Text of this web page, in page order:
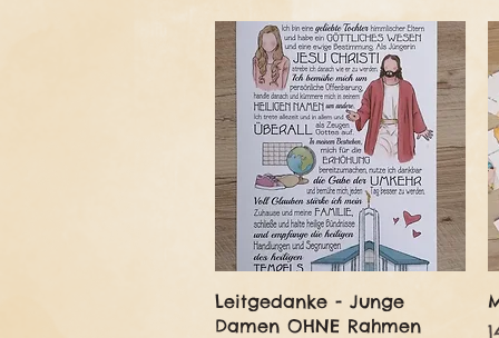
Schnellansicht
Leitgedanke - Junge
Damen OHNE Rahmen